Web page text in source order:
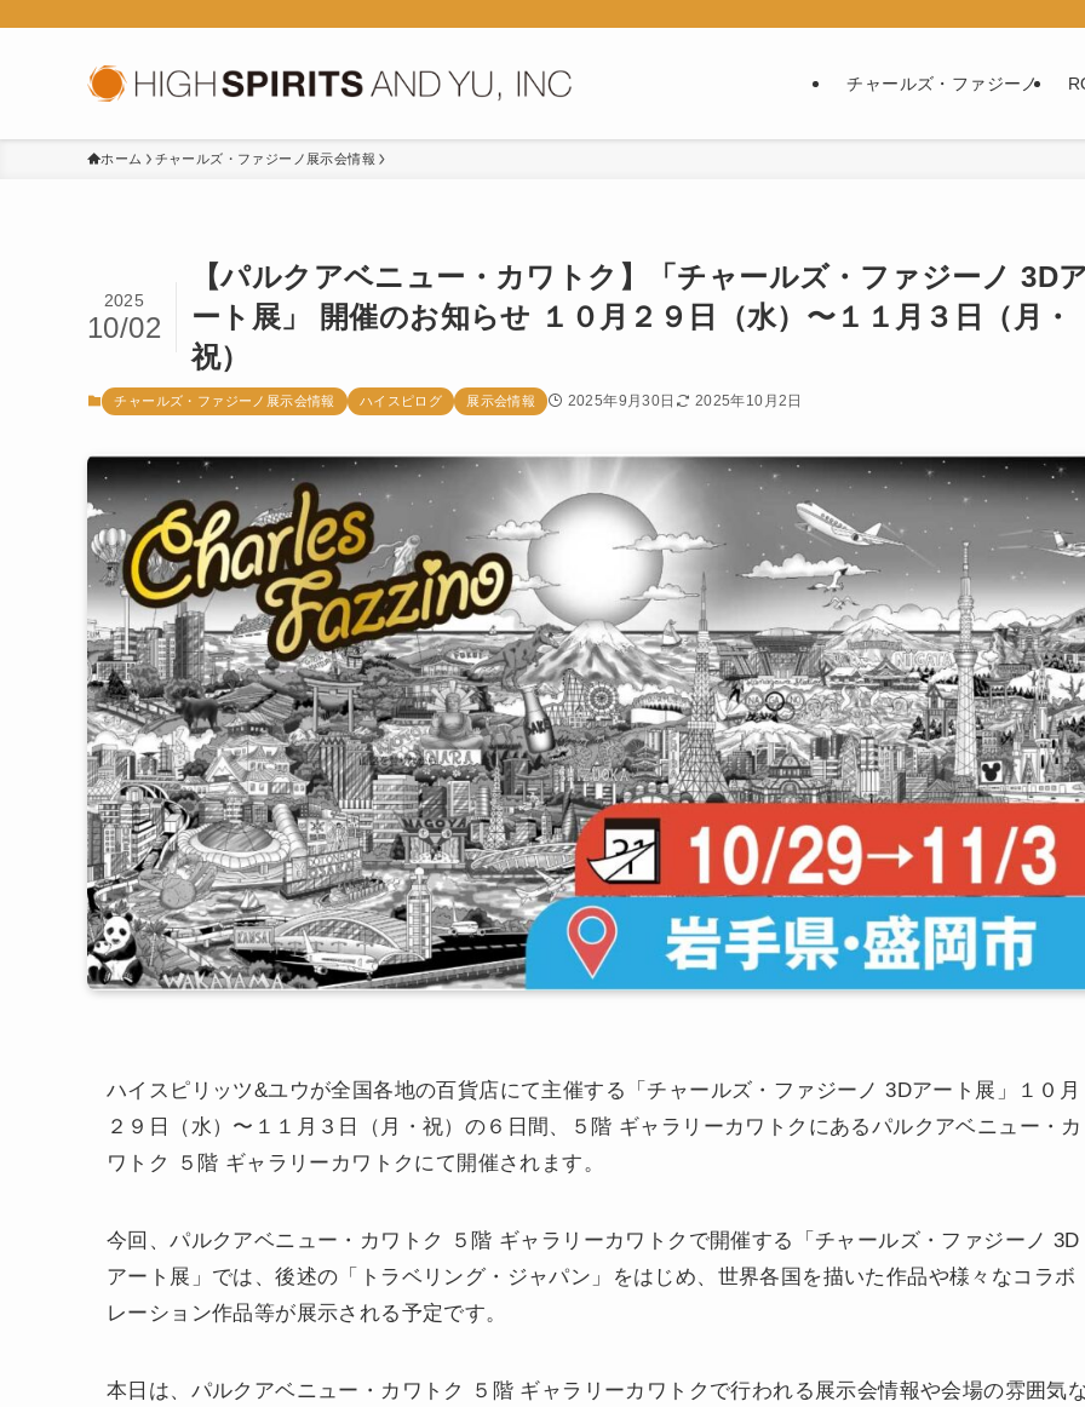
チャールズ・ファジーノ
ホーム チャールズ・ファジーノ展示会情報
【パルクアベニュー・カワトク】「チャールズ・ファジーノ 3D
ート展」 開催のお知らせ １０月２９日（水）〜１１月３日（月・
祝）
2025
10/02
チャールズ・ファジーノ展示会情報 ハイスピログ 展示会情報 2025年9月30日 2025年10月2日
ハイスピリッツ&ユウが全国各地の百貨店にて主催する「チャールズ・ファジーノ 3Dアート展」１０月
２９日（水）〜１１月３日（月・祝）の６日間、５階 ギャラリーカワトクにあるパルクアベニュー・カ
ワトク ５階 ギャラリーカワトクにて開催されます。
今回、パルクアベニュー・カワトク ５階 ギャラリーカワトクで開催する「チャールズ・ファジーノ 3D
アート展」では、後述の「トラベリング・ジャパン」をはじめ、世界各国を描いた作品や様々なコラボ
レーション作品等が展示される予定です。
本日は、パルクアベニュー・カワトク ５階 ギャラリーカワトクで行われる展示会情報や会場の雰囲気